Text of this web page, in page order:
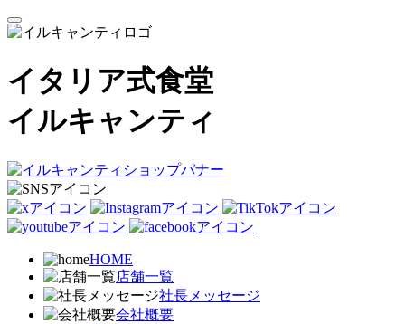
イタリア式食堂
イルキャンティ
HOME
店舗一覧
社長メッセージ
会社概要